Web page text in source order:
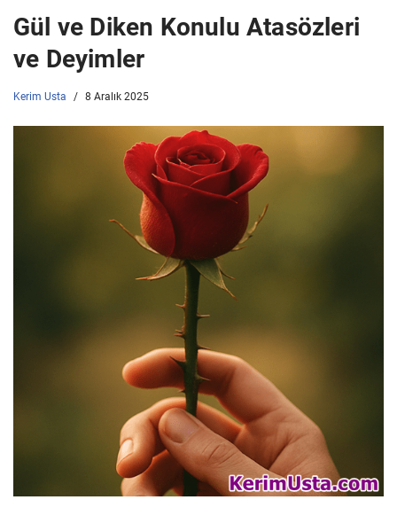
Gül ve Diken Konulu Atasözleri
ve Deyimler
Kerim Usta 8 Aralık 2025